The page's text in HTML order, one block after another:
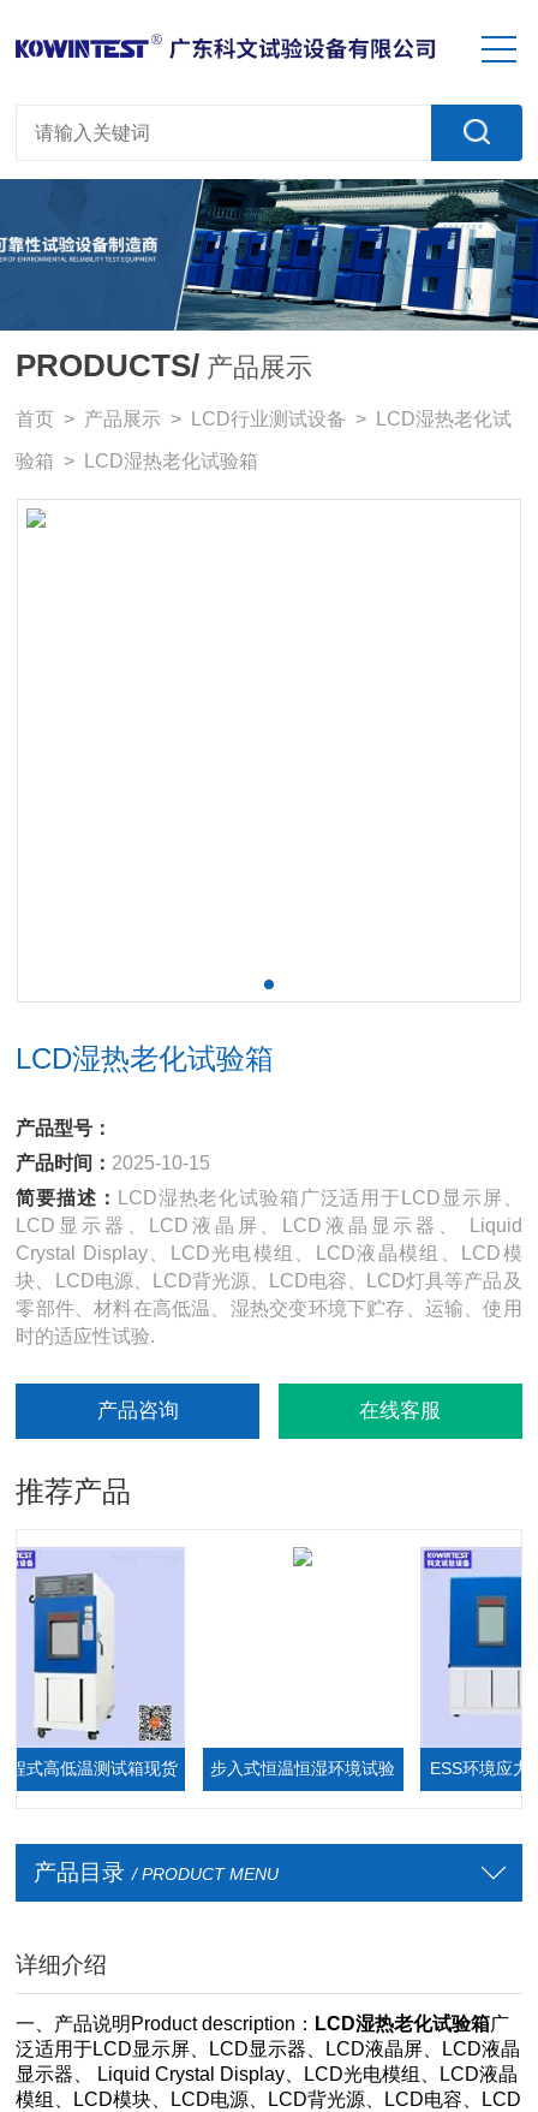
PRODUCTS/ 产品展示
首页 > 产品展示 > LCD行业测试设备 > LCD湿热老化试
验箱 > LCD湿热老化试验箱
LCD湿热老化试验箱
产品型号：
产品时间： 2025-10-15
简要描述：
LCD湿热老化试验箱广泛适用于LCD显示屏、
LCD显示器、LCD液晶屏、LCD液晶显示器、 Liquid
Crystal Display、LCD光电模组、LCD液晶模组、LCD模
块、LCD电源、LCD背光源、LCD电容、LCD灯具等产品及
零部件、材料在高低温、湿热交变环境下贮存、运输、使用
时的适应性试验.
产品咨询 在线客服
推荐产品
高低温测试箱现货 步入式恒温恒湿环境试验 ESS环境应力筛
产品目录 / PRODUCT MENU
详细介绍
一、产品说明Product description： LCD湿热老化试验箱广
泛适用于LCD显示屏、LCD显示器、LCD液晶屏、LCD液晶
显示器、
Liquid Crystal Display、
LCD光电模组、LCD液晶
模组、LCD模块、LCD电源、LCD背光源、LCD电容、LCD